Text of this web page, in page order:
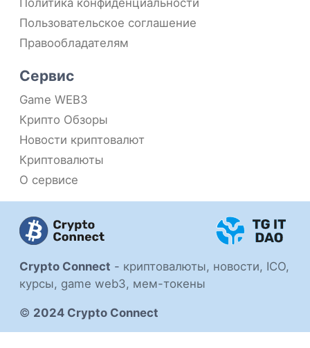
Crypto Connect - криптовалюты, новости, ICO,
курсы, game web3, мем-токены
© 2024 Crypto Connect
Политика конфиденциальности
Пользовательское соглашение
Правообладателям
Сервис
Game WEB3
Крипто Обзоры
Новости криптовалют
Криптовалюты
О сервисе